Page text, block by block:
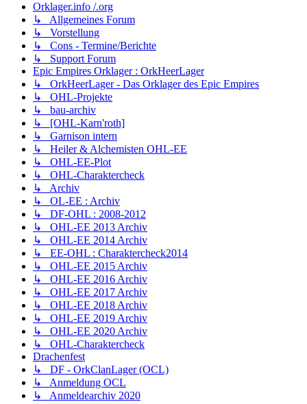
Orklager.info /.org
↳ Allgemeines Forum
↳ Vorstellung
↳ Cons - Termine/Berichte
↳ Support Forum
Epic Empires Orklager : OrkHeerLager
↳ OrkHeerLager - Das Orklager des Epic Empires
↳ OHL-Projekte
↳ bau-archiv
↳ [OHL-Karn'roth]
↳ Garnison intern
↳ Heiler & Alchemisten OHL-EE
↳ OHL-EE-Plot
↳ OHL-Charaktercheck
↳ Archiv
↳ OL-EE : Archiv
↳ DF-OHL : 2008-2012
↳ OHL-EE 2013 Archiv
↳ OHL-EE 2014 Archiv
↳ EE-OHL : Charaktercheck2014
↳ OHL-EE 2015 Archiv
↳ OHL-EE 2016 Archiv
↳ OHL-EE 2017 Archiv
↳ OHL-EE 2018 Archiv
↳ OHL-EE 2019 Archiv
↳ OHL-EE 2020 Archiv
↳ OHL-Charaktercheck
Drachenfest
↳ DF - OrkClanLager (OCL)
↳ Anmeldung OCL
↳ Anmeldearchiv 2020